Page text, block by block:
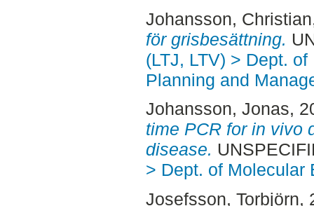
Johansson, Christian
för grisbesättning.
(LTJ, LTV) > Dept.
Planning and
Johansson, Jonas,
time PCR for in vivo
disease.
> Dept. of Molecular
Josefsson, Torbjörn,